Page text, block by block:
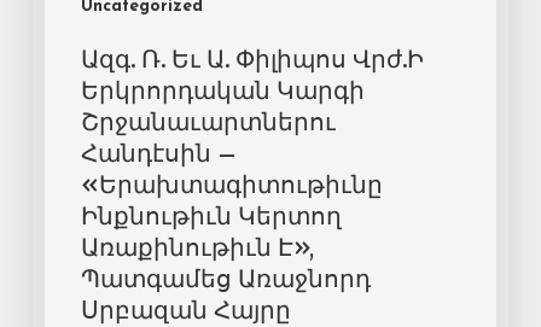
Uncategorized
Ազգ. Ռ. Եւ Ա. Փիլիպոս Վրժ.Ի
Երկրորդական Կարգի
Շրջանաւարտներու
Հանդէսին –
«Երախտագիտութիւնը
Ինքնութիւն Կերտող
Առաքինութիւն Է»,
Պատգամեց Առաջնորդ
Սրբազան Հայրը